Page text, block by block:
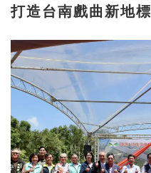
打造台南戲曲新地標